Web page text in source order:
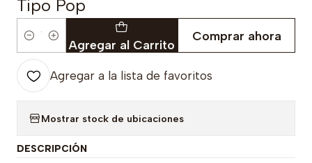
Tipo Pop
Cantidad Agregar al Carrito
Comprar ahora
Agregar a la lista de favoritos
Mostrar stock de ubicaciones
DESCRIPCIÓN